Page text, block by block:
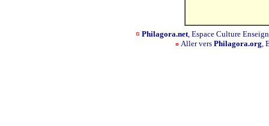
¤ Philagora.net, Espace Culture
¤ Aller vers Philagora.org,